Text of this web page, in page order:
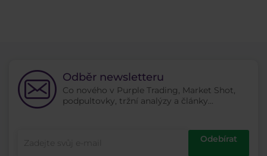
Odběr newsletteru
Co nového v Purple Trading, Market Shot,
podpultovky, tržní analýzy a články...
Odebírat